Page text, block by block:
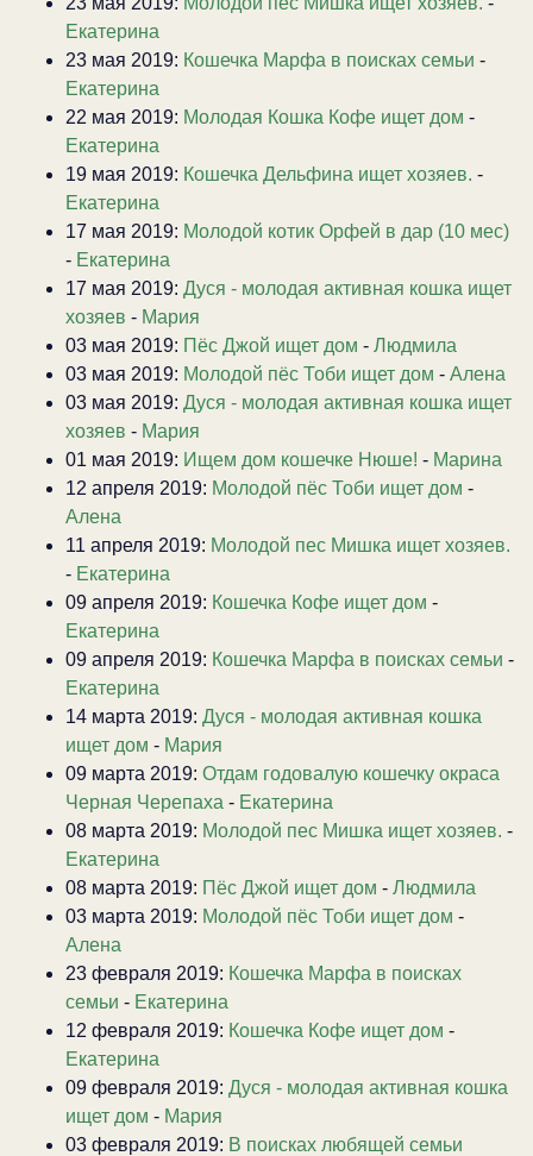
Екатерина
23 мая 2019: Кошечка Марфа в поисках семьи -
Екатерина
22 мая 2019: Молодая Кошка Кофе ищет дом -
Екатерина
19 мая 2019: Кошечка Дельфина ищет хозяев. -
Екатерина
17 мая 2019: Молодой котик Орфей в дар (10 мес)
- Екатерина
17 мая 2019: Дуся - молодая активная кошка ищет
хозяев - Мария
03 мая 2019: Пёс Джой ищет дом - Людмила
03 мая 2019: Молодой пёс Тоби ищет дом - Алена
03 мая 2019: Дуся - молодая активная кошка ищет
хозяев - Мария
01 мая 2019: Ищем дом кошечке Нюше! - Марина
12 апреля 2019: Молодой пёс Тоби ищет дом -
Алена
11 апреля 2019: Молодой пес Мишка ищет хозяев.
- Екатерина
09 апреля 2019: Кошечка Кофе ищет дом -
Екатерина
09 апреля 2019: Кошечка Марфа в поисках семьи -
Екатерина
14 марта 2019: Дуся - молодая активная кошка
ищет дом - Мария
09 марта 2019: Отдам годовалую кошечку окраса
Черная Черепаха - Екатерина
08 марта 2019: Молодой пес Мишка ищет хозяев. -
Екатерина
08 марта 2019: Пёс Джой ищет дом - Людмила
03 марта 2019: Молодой пёс Тоби ищет дом -
Алена
23 февраля 2019: Кошечка Марфа в поисках
семьи - Екатерина
12 февраля 2019: Кошечка Кофе ищет дом -
Екатерина
09 февраля 2019: Дуся - молодая активная кошка
ищет дом - Мария
03 февраля 2019: В поисках любящей семьи